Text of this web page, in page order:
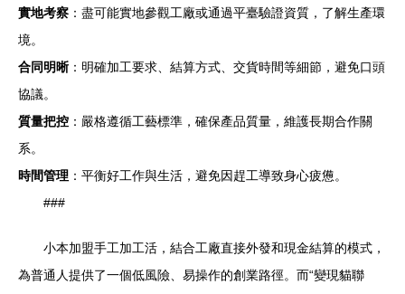
實地考察 ：盡可能實地參觀工廠或通過平臺驗證資質，了解生產環
境。
合同明晰：明確加工要求、結算方式、交貨時間等細節，避免口頭
協議。
質量把控 ：嚴格遵循工藝標準，確保產品質量，維護長期合作關
系。
時間管理 ：平衡好工作與生活，避免因趕工導致身心疲憊。
###
小本加盟手工加工活，結合工廠直接外發和現金結算的模式，
為普通人提供了一個低風險、易操作的創業路徑。而“變現貓聯